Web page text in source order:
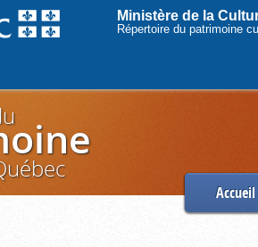
Ministère de la
Répertoire du patrimoine
Accueil